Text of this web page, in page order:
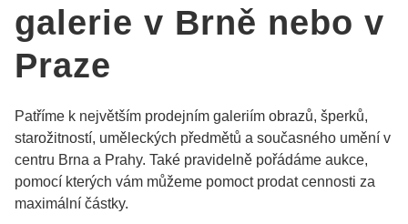
galerie v Brně nebo v
Praze
Patříme k největším prodejním galeriím obrazů, šperků,
starožitností, uměleckých předmětů a současného umění v
centru Brna a Prahy. Také pravidelně pořádáme aukce,
pomocí kterých vám můžeme pomoct prodat cennosti za
maximální částky.